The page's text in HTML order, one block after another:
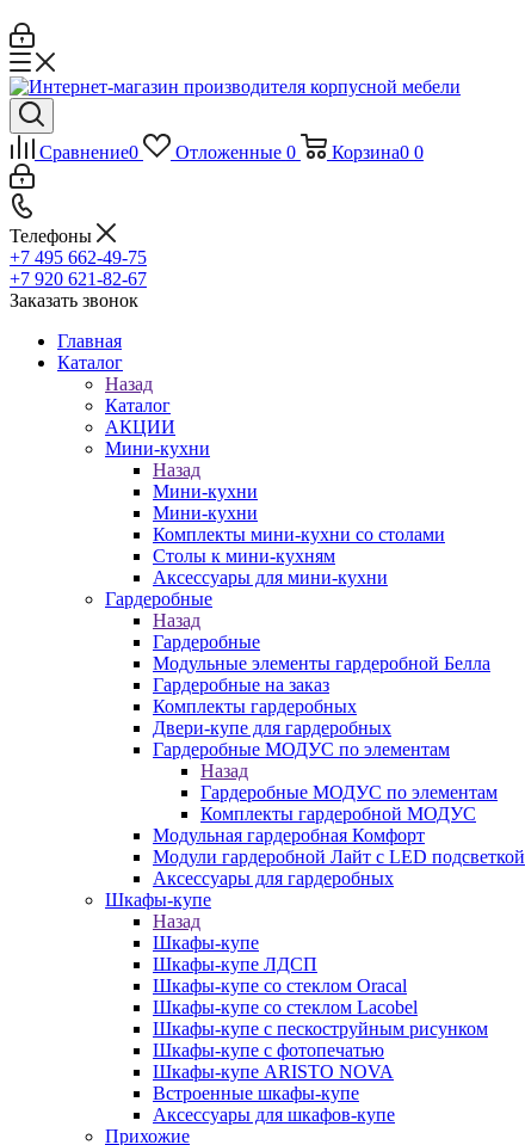
Сравнение0 Отложенные 0 Корзина0 0
Телефоны
+7 495 662-49-75
+7 920 621-82-67
Заказать звонок
Главная
Каталог
Назад
Каталог
АКЦИИ
Мини-кухни
Назад
Мини-кухни
Мини-кухни
Комплекты мини-кухни со столами
Столы к мини-кухням
Аксессуары для мини-кухни
Гардеробные
Назад
Гардеробные
Модульные элементы гардеробной Белла
Гардеробные на заказ
Комплекты гардеробных
Двери-купе для гардеробных
Гардеробные МОДУС по элементам
Назад
Гардеробные МОДУС по элементам
Комплекты гардеробной МОДУС
Модульная гардеробная Комфорт
Модули гардеробной Лайт с LED подсветкой
Аксессуары для гардеробных
Шкафы-купе
Назад
Шкафы-купе
Шкафы-купе ЛДСП
Шкафы-купе со стеклом Oracal
Шкафы-купе со стеклом Lacobel
Шкафы-купе с пескоструйным рисунком
Шкафы-купе с фотопечатью
Шкафы-купе ARISTO NOVA
Встроенные шкафы-купе
Аксессуары для шкафов-купе
Прихожие